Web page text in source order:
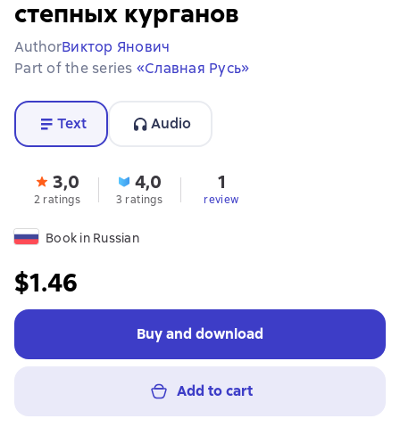
степных курганов
AuthorВиктор Янович
Part of the series «Славная Русь»
Text Audio
3,0
2 ratings
4,0
3 ratings
1
review
Book in Russian
$1.46
Buy and download
Add to cart